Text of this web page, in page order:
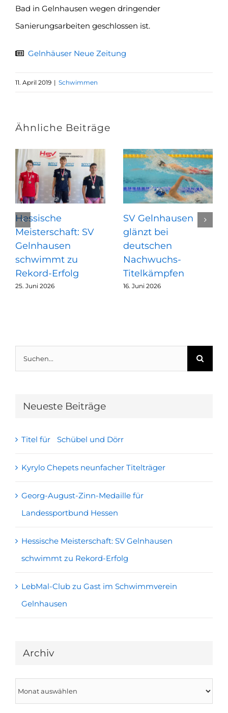
Bad in Gelnhausen wegen dringender
Sanierungsarbeiten geschlossen ist.
Gelnhäuser Neue Zeitung
11. April 2019 | Schwimmen
Ähnliche Beiträge
Hessische
Meisterschaft: SV
Gelnhausen
schwimmt zu
Rekord-Erfolg
25. Juni 2026
SV Gelnhausen
glänzt bei
deutschen
Nachwuchs-
Titelkämpfen
16. Juni 2026
nach:
Neueste Beiträge
Titel für Schübel und Dörr
Kyrylo Chepets neunfacher Titelträger
Georg-August-Zinn-Medaille für
Landessportbund Hessen
Hessische Meisterschaft: SV Gelnhausen
schwimmt zu Rekord-Erfolg
LebMal-Club zu Gast im Schwimmverein
Gelnhausen
Archiv